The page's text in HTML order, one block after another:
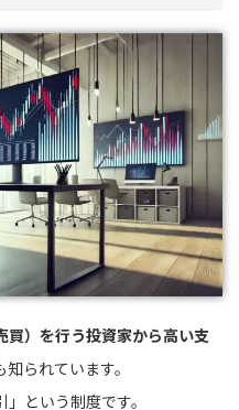
買）を行う投資家から高い支
知られています。
という制度です。